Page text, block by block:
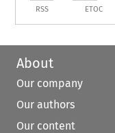
RSS ETOC
About
Our company
Our authors
Our content